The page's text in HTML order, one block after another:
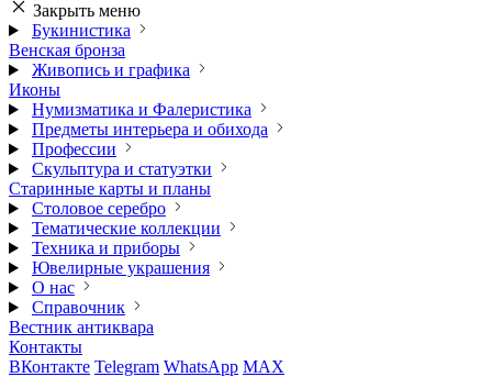
Закрыть меню
Букинистика
Венская бронза
Живопись и графика
Иконы
Нумизматика и Фалеристика
Предметы интерьера и обихода
Профессии
Скульптура и статуэтки
Старинные карты и планы
Столовое серебро
Тематические коллекции
Техника и приборы
Ювелирные украшения
О нас
Справочник
Вестник антиквара
Контакты
ВКонтакте Telegram WhatsApp MAX